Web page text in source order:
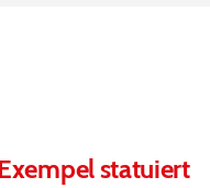
statuiert